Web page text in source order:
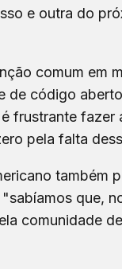
e outra do
comum em
de código
frustrante fazer
pela falta
também
que,
comunidade